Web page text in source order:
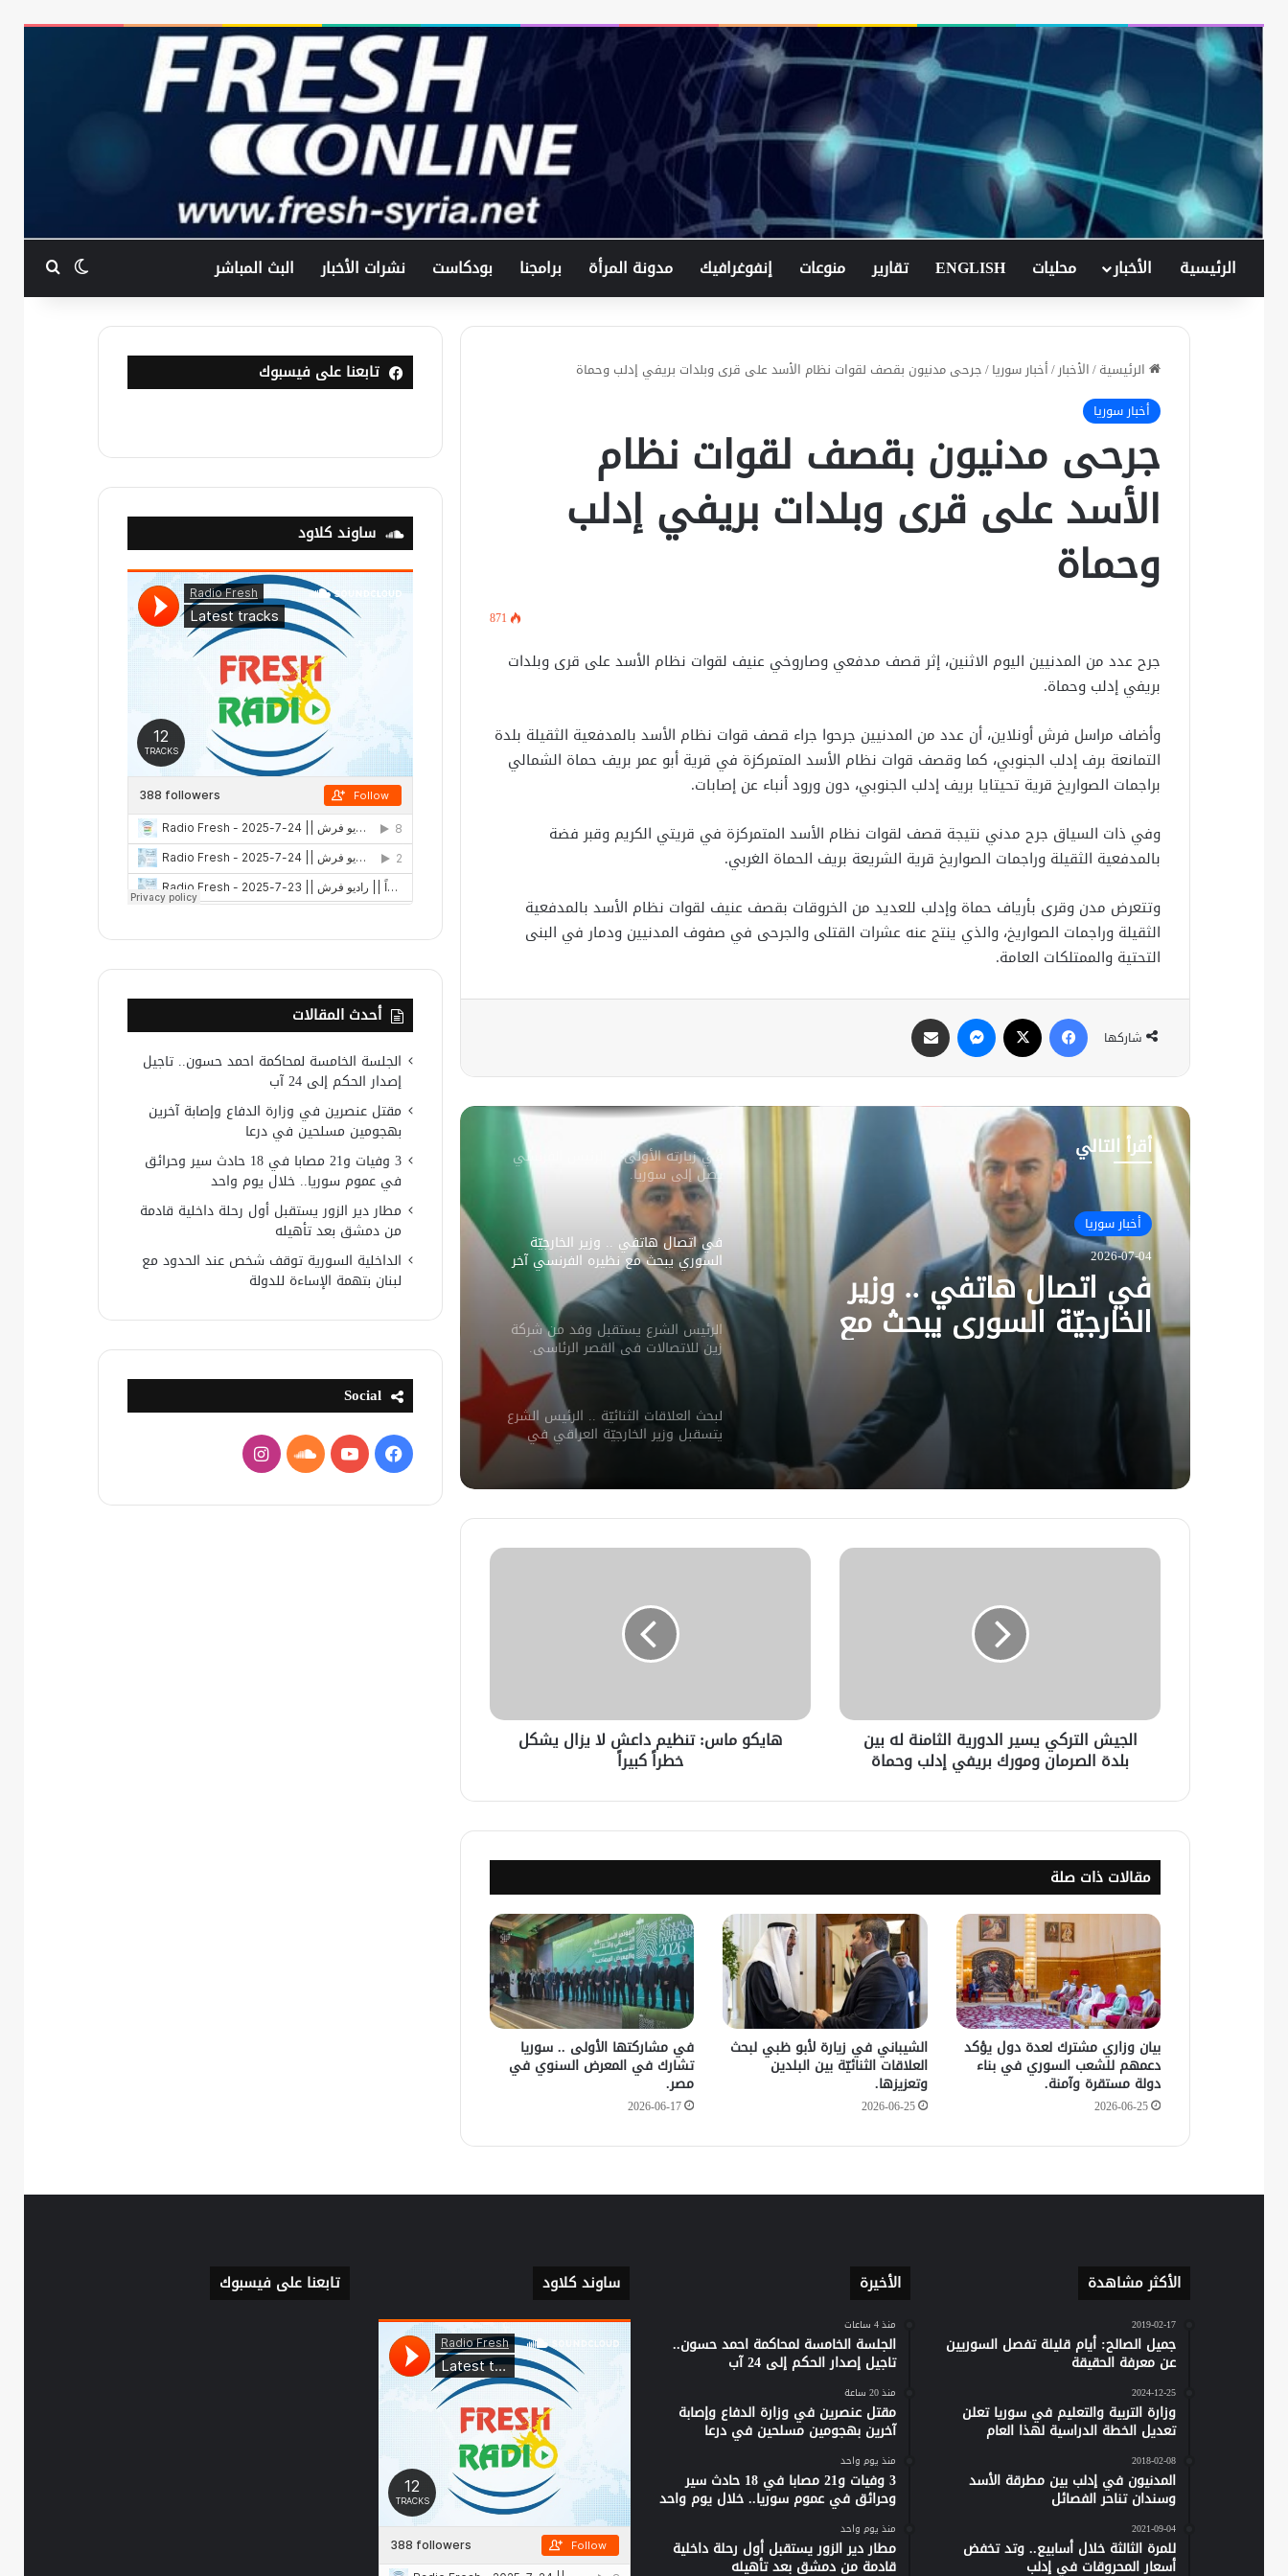
الرئيسية الأخبار محليات ENGLISH تقارير منوعات إنفوغرافيك مدونة المرأة برامجنا بودكاست نشرات الأخبار البث المباشر الوضعبحث
الرئيسية/الأخبار/أخبار سوريا/جرحى مدنيون بقصف لقوات نظام الأسد على قرى وبلدات بريفي إدلب وحماة
أخبار سوريا
جرحى مدنيون بقصف لقوات نظام
الأسد على قرى وبلدات بريفي إدلب
وحماة
871
جرح عدد من المدنيين اليوم الاثنين، إثر قصف مدفعي وصاروخي عنيف لقوات نظام الأسد على قرى وبلدات
بريفي إدلب وحماة.
وأضاف مراسل فرش أونلاين، أن عدد من المدنيين جرحوا جراء قصف قوات نظام الأسد بالمدفعية الثقيلة بلدة
التمانعة برف إدلب الجنوبي، كما وقصف قوات نظام الأسد المتمركزة في قرية أبو عمر بريف حماة الشمالي
براجمات الصواريخ قرية تحيتايا بريف إدلب الجنوبي، دون ورود أنباء عن إصابات.
وفي ذات السياق جرح مدني نتيجة قصف لقوات نظام الأسد المتمركزة في قريتي الكريم وقبر فضة
بالمدفعية الثقيلة وراجمات الصواريخ قرية الشريعة بريف الحماة الغربي.
وتتعرض مدن وقرى بأرياف حماة وإدلب للعديد من الخروقات بقصف عنيف لقوات نظام الأسد بالمدفعية
الثقيلة وراجمات الصواريخ، والذي ينتج عنه عشرات القتلى والجرحى في صفوف المدنيين ودمار في البنى
التحتية والممتلكات العامة.
شاركها
فيسبوك ماسنجر
أقرأ التالي
أخبار سوريا
2026-07-04
في اتصال هاتفي .. وزير
الخارجيّة السوري يبحث مع
نظيره الفرنسي آخر التطورات.
في اتصال هاتفي .. وزير الخارجيّة
الرئيس الشرع يستقبل وفد من شركة
زين للاتصالات في القصر الرئاسي.
لبحث العلاقات الثنائيّة .. الرئيس الشرع
سوريا.. الهيئة الألمانيّة تنظم فعاليّة
أكادميّة في بلجيكا.
في خطوة لاستئناف تقديم الخدمات
القنصليّة .. أمريكا تمنح الاعتماد القنصلي
للسفارة السوريّة في واشنطن.
المدنيين في ريف درعا
الإحتلال الإسرائيلي يتحرك في جبل
الشيخ غربي دمشق ويبني مستشفى
في قلعة جندل
شخص أثناء ملاحقته في دمشق
دمشق
في زيارته الأولى .. الرئيس الفرنسي
يصل إلى سوريا.
في اتصال هاتفي .. وزير الخارجيّة
السوري يبحث مع نظيره الفرنسي آخر
التطورات.
الرئيس الشرع يستقبل وفد من شركة
زين للاتصالات في القصر الرئاسي.
لبحث العلاقات الثنائيّة .. الرئيس الشرع
يتسقبل وزير الخارجيّة العراقي في
سوريا.. الهيئة الألمانيّة تنظم فعاليّة
القنصليّة .. أمريكا تمنح الاعتماد القنصلي
للسفارة السوريّة في واشنطن.
الإحتلال الإسرائيلي يتحرك في جبل
في قلعة جندل
سليمان عبد الباقي مدير أمن السويداء
يكشف سبب انفجار مركبة على طريق
دمشق
في زيارته الأولى .. الرئيس الفرنسي
يصل إلى سوريا.
الجيش التركي يسير الدورية الثامنة له بين
بلدة الصرمان ومورك بريفي إدلب وحماة
هايكو ماس: تنظيم داعش لا يزال يشكل
خطراً كبيراً
مقالات ذات صلة
بيان وزاري مشترك لعدة دول يؤكد
دعمهم للشعب السوري في بناء
دولة مستقرة وآمنة.
2026-06-25
الشيباني في زيارة لأبو ظبي لبحث
العلاقات الثنائيّة بين البلدين
وتعزيزها.
2026-06-25
في مشاركتها الأولى .. سوريا
تشارك في المعرض السنوي في
مصر.
2026-06-17
تابعنا على فيسبوك
ساوند كلاود
أحدث المقالات
الجلسة الخامسة لمحاكمة احمد حسون.. تاجيل
إصدار الحكم إلى 24 آب
مقتل عنصرين في وزارة الدفاع وإصابة آخرين
بهجومين مسلحين في درعا
3 وفيات و21 مصابا في 18 حادث سير وحرائق
في عموم سوريا.. خلال يوم واحد
مطار دير الزور يستقبل أول رحلة داخلية قادمة
من دمشق بعد تأهيله
الداخلية السورية توقف شخص عند الحدود مع
لبنان بتهمة الإساءة للدولة
Social
فيسبوكيوتيوبساوندانستقرام
الأكثر مشاهدة
2019-02-17
جميل الصالح: أيام قليلة تفصل السوريين
عن معرفة الحقيقة
2024-12-25
وزارة التربية والتعليم في سوريا تعلن
تعديل الخطة الدراسية لهذا العام
2018-02-08
المدنيون في إدلب بين مطرقة الأسد
وسندان تناحر الفصائل
2021-09-04
للمرة الثالثة خلال أسابيع.. وتد تخفض
أسعار المحروقات في إدلب
الأخيرة
منذ 4 ساعات
الجلسة الخامسة لمحاكمة احمد حسون..
تاجيل إصدار الحكم إلى 24 آب
منذ 20 ساعة
مقتل عنصرين في وزارة الدفاع وإصابة
آخرين بهجومين مسلحين في درعا
منذ يوم واحد
3 وفيات و21 مصابا في 18 حادث سير
وحرائق في عموم سوريا.. خلال يوم واحد
منذ يوم واحد
مطار دير الزور يستقبل أول رحلة داخلية
قادمة من دمشق بعد تأهيله
ساوند كلاود تابعنا على فيسبوك